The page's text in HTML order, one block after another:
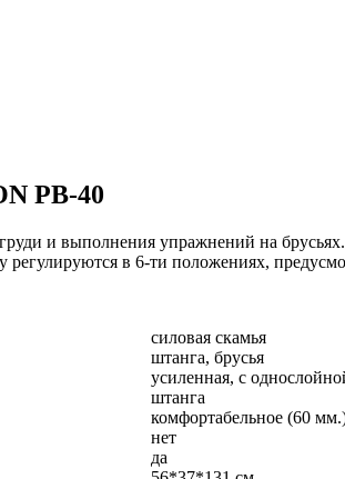
PB-40
и выполнения упражнений на
регулируются в 6-ти положениях,
силовая скамья
штанга, брусья
усиленная, с
штанга
комфортабельное (60
нет
да